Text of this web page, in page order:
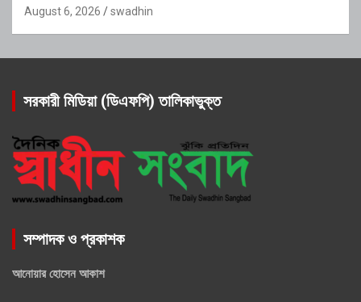
August 6, 2026 swadhin
সরকারী মিডিয়া (ডিএফপি) তালিকাভুক্ত
সম্পাদক ও প্রকাশক
আনোয়ার হোসেন আকাশ